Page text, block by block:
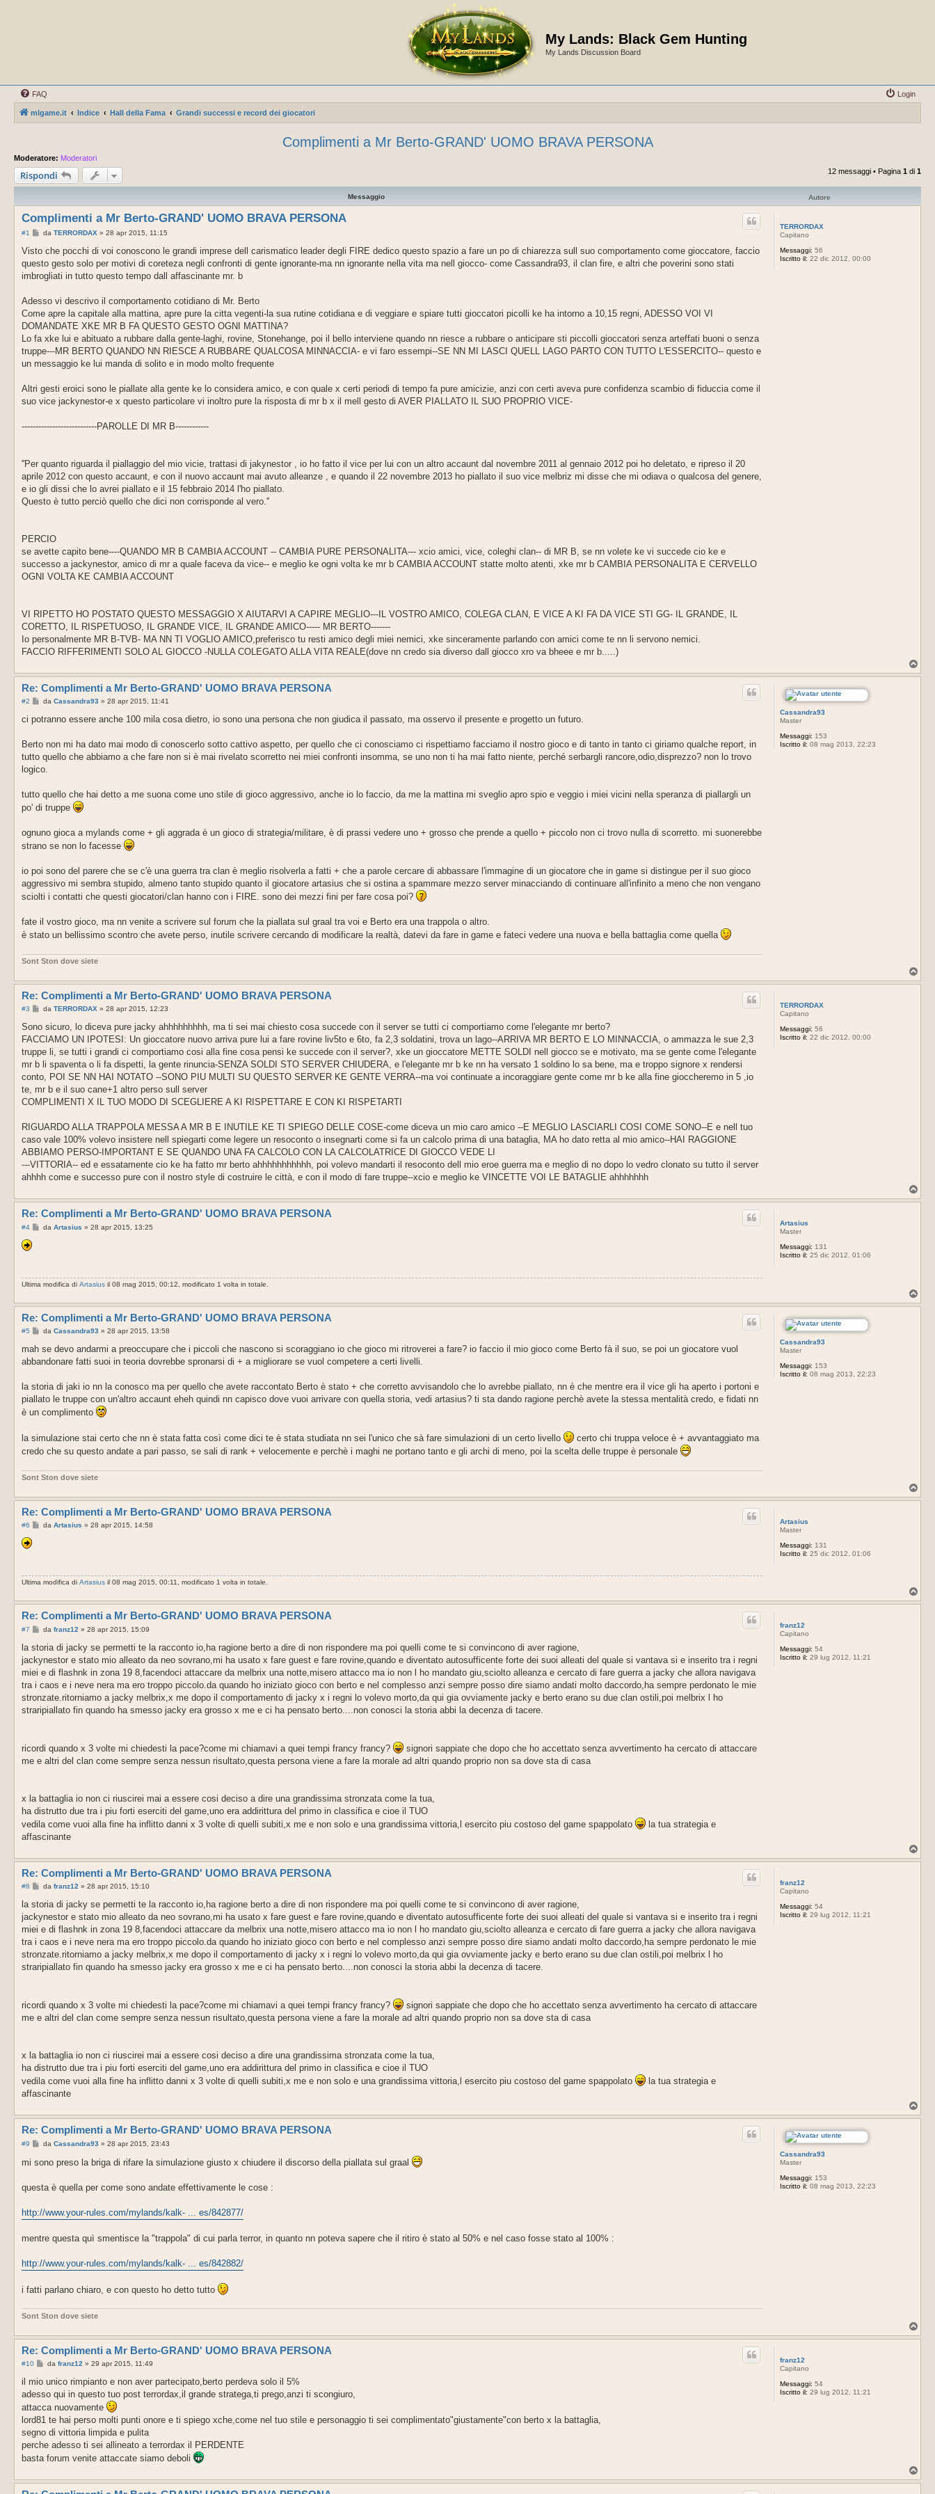
My Lands: Black Gem Hunting
My Lands Discussion Board
FAQ Login
mlgame.it Indice Hall della Fama Grandi successi e record dei giocatori
Complimenti a Mr Berto-GRAND' UOMO BRAVA PERSONA
Moderatore: Moderatori
Rispondi 12 messaggi • Pagina 1 di 1
Messaggio Autore
TERRORDAX
Capitano
Messaggi: 56
Iscritto il: 22 dic 2012, 00:00
Complimenti a Mr Berto-GRAND' UOMO BRAVA PERSONA
#1
M
s
a
g
o
da TERRORDAX » 28 apr 2015, 11:15
Visto che pocchi di voi conoscono le grandi imprese dell carismatico leader degli FIRE dedico questo spazio a fare un po di chiarezza sull suo comportamento come gioccatore, faccio
questo gesto solo per motivi di coreteza negli confronti di gente ignorante-ma nn ignorante nella vita ma nell giocco- come Cassandra93, il clan fire, e altri che poverini sono stati
imbrogliati in tutto questo tempo dall affascinante mr. b
Adesso vi descrivo il comportamento cotidiano di Mr. Berto
Come apre la capitale alla mattina, apre pure la citta vegenti-la sua rutine cotidiana e di veggiare e spiare tutti gioccatori picolli ke ha intorno a 10,15 regni, ADESSO VOI VI
DOMANDATE XKE MR B FA QUESTO GESTO OGNI MATTINA?
Lo fa xke lui e abituato a rubbare dalla gente-laghi, rovine, Stonehange, poi il bello interviene quando nn riesce a rubbare o anticipare sti piccolli gioccatori senza arteffati buoni o senza
truppe---MR BERTO QUANDO NN RIESCE A RUBBARE QUALCOSA MINNACCIA- e vi faro essempi--SE NN MI LASCI QUELL LAGO PARTO CON TUTTO L'ESSERCITO-- questo e
un messaggio ke lui manda di solito e in modo molto frequente
Altri gesti eroici sono le piallate alla gente ke lo considera amico, e con quale x certi periodi di tempo fa pure amicizie, anzi con certi aveva pure confidenza scambio di fiduccia come il
suo vice jackynestor-e x questo particolare vi inoltro pure la risposta di mr b x il mell gesto di AVER PIALLATO IL SUO PROPRIO VICE-
---------------------------PAROLLE DI MR B------------
''Per quanto riguarda il piallaggio del mio vicie, trattasi di jakynestor , io ho fatto il vice per lui con un altro accaunt dal novembre 2011 al gennaio 2012 poi ho deletato, e ripreso il 20
aprile 2012 con questo accaunt, e con il nuovo accaunt mai avuto alleanze , e quando il 22 novembre 2013 ho piallato il suo vice melbriz mi disse che mi odiava o qualcosa del genere,
e io gli dissi che lo avrei piallato e il 15 febbraio 2014 l'ho piallato.
Questo è tutto perciò quello che dici non corrisponde al vero.''
PERCIO
se avette capito bene----QUANDO MR B CAMBIA ACCOUNT -- CAMBIA PURE PERSONALITA--- xcio amici, vice, coleghi clan-- di MR B, se nn volete ke vi succede cio ke e
successo a jackynestor, amico di mr a quale faceva da vice-- e meglio ke ogni volta ke mr b CAMBIA ACCOUNT statte molto atenti, xke mr b CAMBIA PERSONALITA E CERVELLO
OGNI VOLTA KE CAMBIA ACCOUNT
VI RIPETTO HO POSTATO QUESTO MESSAGGIO X AIUTARVI A CAPIRE MEGLIO---IL VOSTRO AMICO, COLEGA CLAN, E VICE A KI FA DA VICE STI GG- IL GRANDE, IL
CORETTO, IL RISPETUOSO, IL GRANDE VICE, IL GRANDE AMICO----- MR BERTO-------
Io personalmente MR B-TVB- MA NN TI VOGLIO AMICO,preferisco tu resti amico degli miei nemici, xke sinceramente parlando con amici come te nn li servono nemici.
FACCIO RIFFERIMENTI SOLO AL GIOCCO -NULLA COLEGATO ALLA VITA REALE(dove nn credo sia diverso dall giocco xro va bheee e mr b.....)
o
Cassandra93
Master
Messaggi: 153
Iscritto il: 08 mag 2013, 22:23
Re: Complimenti a Mr Berto-GRAND' UOMO BRAVA PERSONA
#2
M
s
g
o
da Cassandra93 » 28 apr 2015, 11:41
ci potranno essere anche 100 mila cosa dietro, io sono una persona che non giudica il passato, ma osservo il presente e progetto un futuro.
Berto non mi ha dato mai modo di conoscerlo sotto cattivo aspetto, per quello che ci conosciamo ci rispettiamo facciamo il nostro gioco e di tanto in tanto ci giriamo qualche report, in
tutto quello che abbiamo a che fare non si è mai rivelato scorretto nei miei confronti insomma, se uno non ti ha mai fatto niente, perché serbargli rancore,odio,disprezzo? non lo trovo
logico.
tutto quello che hai detto a me suona come uno stile di gioco aggressivo, anche io lo faccio, da me la mattina mi sveglio apro spio e veggio i miei vicini nella speranza di piallargli un
po' di truppe
ognuno gioca a mylands come + gli aggrada è un gioco di strategia/militare, è di prassi vedere uno + grosso che prende a quello + piccolo non ci trovo nulla di scorretto. mi suonerebbe
strano se non lo facesse
io poi sono del parere che se c'è una guerra tra clan è meglio risolverla a fatti + che a parole cercare di abbassare l'immagine di un giocatore che in game si distingue per il suo gioco
aggressivo mi sembra stupido, almeno tanto stupido quanto il giocatore artasius che si ostina a spammare mezzo server minacciando di continuare all'infinito a meno che non vengano
sciolti i contatti che questi giocatori/clan hanno con i FIRE. sono dei mezzi fini per fare cosa poi?
fate il vostro gioco, ma nn venite a scrivere sul forum che la piallata sul graal tra voi e Berto era una trappola o altro.
è stato un bellissimo scontro che avete perso, inutile scrivere cercando di modificare la realtà, datevi da fare in game e fateci vedere una nuova e bella battaglia come quella
Sont Ston dove siete
o
TERRORDAX
Capitano
Messaggi: 56
Iscritto il: 22 dic 2012, 00:00
Re: Complimenti a Mr Berto-GRAND' UOMO BRAVA PERSONA
#3
M
s
a
g
o
da TERRORDAX» 28 apr 2015, 12:23
Sono sicuro, lo diceva pure jacky ahhhhhhhhh, ma ti sei mai chiesto cosa succede con il server se tutti ci comportiamo come l'elegante mr berto?
FACCIAMO UN IPOTESI: Un gioccatore nuovo arriva pure lui a fare rovine liv5to e 6to, fa 2,3 soldatini, trova un lago--ARRIVA MR BERTO E LO MINNACCIA, o ammazza le sue 2,3
truppe li, se tutti i grandi ci comportiamo cosi alla fine cosa pensi ke succede con il server?, xke un gioccatore METTE SOLDI nell giocco se e motivato, ma se gente come l'elegante
mr b li spaventa o li fa dispetti, la gente rinuncia-SENZA SOLDI STO SERVER CHIUDERA, e l'elegante mr b ke nn ha versato 1 soldino lo sa bene, ma e troppo signore x rendersi
conto, POI SE NN HAI NOTATO --SONO PIU MULTI SU QUESTO SERVER KE GENTE VERRA--ma voi continuate a incoraggiare gente come mr b ke alla fine gioccheremo in 5 ,io
te, mr b e il suo cane+1 altro perso sull server
COMPLIMENTI X IL TUO MODO DI SCEGLIERE A KI RISPETTARE E CON KI RISPETARTI
RIGUARDO ALLA TRAPPOLA MESSA A MR B E INUTILE KE TI SPIEGO DELLE COSE-come diceva un mio caro amico --E MEGLIO LASCIARLI COSI COME SONO--E e nell tuo
caso vale 100% volevo insistere nell spiegarti come legere un resoconto o insegnarti come si fa un calcolo prima di una bataglia, MA ho dato retta al mio amico--HAI RAGGIONE
ABBIAMO PERSO-IMPORTANT E SE QUANDO UNA FA CALCOLO CON LA CALCOLATRICE DI GIOCCO VEDE LI
---VITTORIA-- ed e essatamente cio ke ha fatto mr berto ahhhhhhhhhhh, poi volevo mandarti il resoconto dell mio eroe guerra ma e meglio di no dopo lo vedro clonato su tutto il server
ahhhh come e successo pure con il nostro style di costruire le città, e con il modo di fare truppe--xcio e meglio ke VINCETTE VOI LE BATAGLIE ahhhhhhh
o
Artasius
Master
Messaggi: 131
Iscritto il: 25 dic 2012, 01:06
Re: Complimenti a Mr Berto-GRAND' UOMO BRAVA PERSONA
#4
M
g
i
da Artasius » 28 apr 2015, 13:25
Ultima modifica di Artasius il 08 mag 2015, 00:12, modificato 1 volta in totale.
o
Cassandra93
Master
Messaggi: 153
Iscritto il: 08 mag 2013, 22:23
Re: Complimenti a Mr Berto-GRAND' UOMO BRAVA PERSONA
#5
M
s
a
i
o
da Cassandra93 » 28 apr 2015, 13:58
mah se devo andarmi a preoccupare che i piccoli che nascono si scoraggiano io che gioco mi ritroverei a fare? io faccio il mio gioco come Berto fà il suo, se poi un giocatore vuol
abbandonare fatti suoi in teoria dovrebbe spronarsi di + a migliorare se vuol competere a certi livelli.
la storia di jaki io nn la conosco ma per quello che avete raccontato Berto è stato + che corretto avvisandolo che lo avrebbe piallato, nn è che mentre era il vice gli ha aperto i portoni e
piallato le truppe con un'altro accaunt eheh quindi nn capisco dove vuoi arrivare con quella storia, vedi artasius? ti sta dando ragione perchè avete la stessa mentalità credo, e fidati nn
è un complimento
la simulazione stai certo che nn è stata fatta così come dici te è stata studiata nn sei l'unico che sà fare simulazioni di un certo livello
certo chi truppa veloce è + avvantaggiato ma
credo che su questo andate a pari passo, se sali di rank + velocemente e perchè i maghi ne portano tanto e gli archi di meno, poi la scelta delle truppe è personale
Sont Ston dove siete
o
Artasius
Master
Messaggi: 131
Iscritto il: 25 dic 2012, 01:06
Re: Complimenti a Mr Berto-GRAND' UOMO BRAVA PERSONA
#6
M
g
i
da Artasius » 28 apr 2015, 14:58
Ultima modifica di Artasius il 08 mag 2015, 00:11, modificato 1 volta in totale.
o
franz12
Capitano
Messaggi: 54
Iscritto il: 29 lug 2012, 11:21
Re: Complimenti a Mr Berto-GRAND' UOMO BRAVA PERSONA
#7
M
s
a
g
i
o
da franz12 » 28 apr 2015, 15:09
la storia di jacky se permetti te la racconto io,ha ragione berto a dire di non rispondere ma poi quelli come te si convincono di aver ragione,
jackynestor e stato mio alleato da neo sovrano,mi ha usato x fare guest e fare rovine,quando e diventato autosufficente forte dei suoi alleati del quale si vantava si e inserito tra i regni
miei e di flashnk in zona 19 8,facendoci attaccare da melbrix una notte,misero attacco ma io non l ho mandato giu,sciolto alleanza e cercato di fare guerra a jacky che allora navigava
tra i caos e i neve nera ma ero troppo piccolo.da quando ho iniziato gioco con berto e nel complesso anzi sempre posso dire siamo andati molto daccordo,ha sempre perdonato le mie
stronzate.ritorniamo a jacky melbrix,x me dopo il comportamento di jacky x i regni lo volevo morto,da qui gia ovviamente jacky e berto erano su due clan ostili,poi melbrix l ho
straripiallato fin quando ha smesso jacky era grosso x me e ci ha pensato berto....non conosci la storia abbi la decenza di tacere.
ricordi quando x 3 volte mi chiedesti la pace?come mi chiamavi a quei tempi francy francy?
signori sappiate che dopo che ho accettato senza avvertimento ha cercato di attaccare
me e altri del clan come sempre senza nessun risultato,questa persona viene a fare la morale ad altri quando proprio non sa dove sta di casa
x la battaglia io non ci riuscirei mai a essere cosi deciso a dire una grandissima stronzata come la tua,
ha distrutto due tra i piu forti eserciti del game,uno era addirittura del primo in classifica e cioe il TUO
vedila come vuoi alla fine ha inflitto danni x 3 volte di quelli subiti,x me e non solo e una grandissima vittoria,l esercito piu costoso del game spappolato
la tua strategia e
affascinante
o
franz12
Capitano
Messaggi: 54
Iscritto il: 29 lug 2012, 11:21
Re: Complimenti a Mr Berto-GRAND' UOMO BRAVA PERSONA
#8
M
s
a
g
i
o
da franz12» 28 apr 2015, 15:10
la storia di jacky se permetti te la racconto io,ha ragione berto a dire di non rispondere ma poi quelli come te si convincono di aver ragione,
jackynestor e stato mio alleato da neo sovrano,mi ha usato x fare guest e fare rovine,quando e diventato autosufficente forte dei suoi alleati del quale si vantava si e inserito tra i regni
miei e di flashnk in zona 19 8,facendoci attaccare da melbrix una notte,misero attacco ma io non l ho mandato giu,sciolto alleanza e cercato di fare guerra a jacky che allora navigava
tra i caos e i neve nera ma ero troppo piccolo.da quando ho iniziato gioco con berto e nel complesso anzi sempre posso dire siamo andati molto daccordo,ha sempre perdonato le mie
stronzate.ritorniamo a jacky melbrix,x me dopo il comportamento di jacky x i regni lo volevo morto,da qui gia ovviamente jacky e berto erano su due clan ostili,poi melbrix l ho
straripiallato fin quando ha smesso jacky era grosso x me e ci ha pensato berto....non conosci la storia abbi la decenza di tacere.
ricordi quando x 3 volte mi chiedesti la pace?come mi chiamavi a quei tempi francy francy?
signori sappiate che dopo che ho accettato senza avvertimento ha cercato di attaccare
me e altri del clan come sempre senza nessun risultato,questa persona viene a fare la morale ad altri quando proprio non sa dove sta di casa
x la battaglia io non ci riuscirei mai a essere cosi deciso a dire una grandissima stronzata come la tua,
ha distrutto due tra i piu forti eserciti del game,uno era addirittura del primo in classifica e cioe il TUO
vedila come vuoi alla fine ha inflitto danni x 3 volte di quelli subiti,x me e non solo e una grandissima vittoria,l esercito piu costoso del game spappolato
la tua strategia e
affascinante
o
Cassandra93
Master
Messaggi: 153
Iscritto il: 08 mag 2013, 22:23
Re: Complimenti a Mr Berto-GRAND' UOMO BRAVA PERSONA
#9
M
s
s
g
g
o
da Cassandra93 » 28 apr 2015, 23:43
mi sono preso la briga di rifare la simulazione giusto x chiudere il discorso della piallata sul graal
questa è quella per come sono andate effettivamente le cose :
http://www.your-rules.com/mylands/kalk- ... es/842877/
mentre questa quì smentisce la "trappola" di cui parla terror, in quanto nn poteva sapere che il ritiro è stato al 50% e nel caso fosse stato al 100% :
http://www.your-rules.com/mylands/kalk- ... es/842882/
i fatti parlano chiaro, e con questo ho detto tutto
Sont Ston dove siete
o
franz12
Capitano
Messaggi: 54
Iscritto il: 29 lug 2012, 11:21
Re: Complimenti a Mr Berto-GRAND' UOMO BRAVA PERSONA
#10
M
s
a
g
g
i
o
da franz12 » 29 apr 2015, 11:49
il mio unico rimpianto e non aver partecipato,berto perdeva solo il 5%
adesso qui in questo tuo post terrordax,il grande stratega,ti prego,anzi ti scongiuro,
attacca nuovamente
lord81 te hai perso molti punti onore e ti spiego xche,come nel tuo stile e personaggio ti sei complimentato"giustamente"con berto x la battaglia,
segno di vittoria limpida e pulita
perche adesso ti sei allineato a terrordax il PERDENTE
basta forum venite attaccate siamo deboli
o